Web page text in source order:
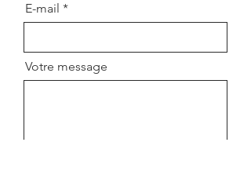
E-mail
Votre message